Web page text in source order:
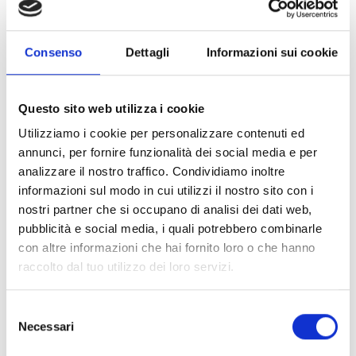
Consenso Dettagli Informazioni sui cookie
Questo sito web utilizza i cookie
Utilizziamo i cookie per personalizzare contenuti ed
annunci, per fornire funzionalità dei social media e per
analizzare il nostro traffico. Condividiamo inoltre
informazioni sul modo in cui utilizzi il nostro sito con i
nostri partner che si occupano di analisi dei dati web,
pubblicità e social media, i quali potrebbero combinarle
con altre informazioni che hai fornito loro o che hanno
raccolto dal tuo utilizzo dei loro servizi.
delNecessari
Gestione DNS dinamico
Gestione di più
fino a 10
protocollo SIA-IP per
centrali di vigilanza
Invio e-mail con allegati e
supporto SSL
✓
UPNP ✓
Web server per